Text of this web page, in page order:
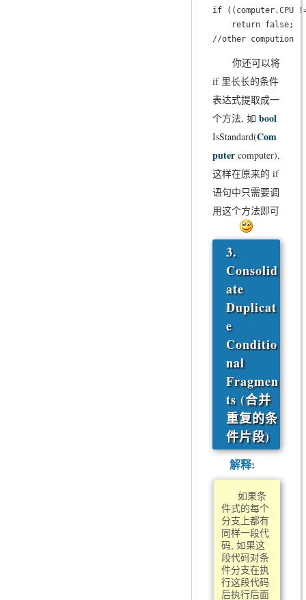
if ((computer.CPU
    return false;
//other compution
你还可以将
if 里长长的条件
表达式提取成一
个方法, 如 bool
IsStandard(Com
puter computer),
这样在原来的 if
语句中只需要调
用这个方法即可
3.
Consolid
ate
Duplicat
e
Conditio
nal
Fragmen
ts (合并
重复的条
件片段)
解释:
如果条
件式的每个
分支上都有
同样一段代
码, 如果这
段代码对条
件分支在执
行这段代码
后执行后面